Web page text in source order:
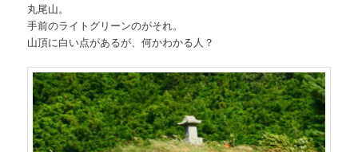
丸尾山。
手前のライトグリーンのがそれ。
山頂に白い点があるが、何かわかる人？